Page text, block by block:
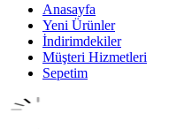
Anasayfa
Yeni Ürünler
İndirimdekiler
Müşteri Hizmetleri
Sepetim